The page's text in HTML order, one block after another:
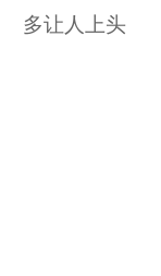
多让人上头